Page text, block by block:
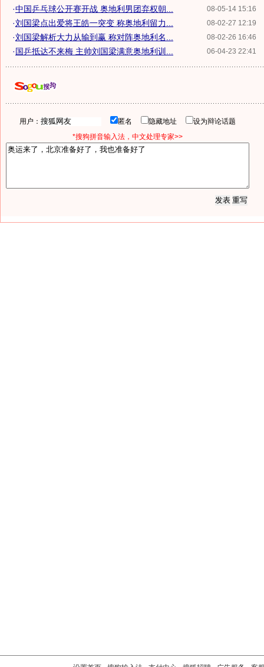
08-05-14 15:16
·中国乒乓球公开赛开战 奥地利男团弃权朝...
08-02-27 12:19
·刘国梁点出爱将王皓一突变 称奥地利留力...
08-02-26 16:46
·刘国梁解析大力从输到赢 称对阵奥地利名...
06-04-23 22:41
·国乒抵达不来梅 主帅刘国梁满意奥地利训...
用户： 匿名 隐藏地址
设为辩论话题
*搜狗拼音输入法，中文处理专家>>